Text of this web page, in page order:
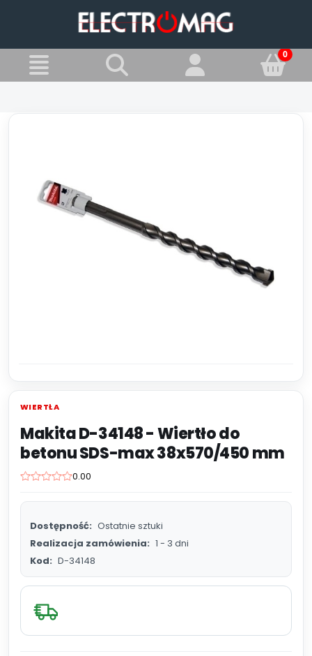
Wiertła
WIERTŁA
Makita D-34148 - Wiertło do
betonu SDS-max 38x570/450 mm
0.00
Dostępność: Ostatnie sztuki
Realizacja zamówienia: 1 - 3 dni
Kod: D-34148